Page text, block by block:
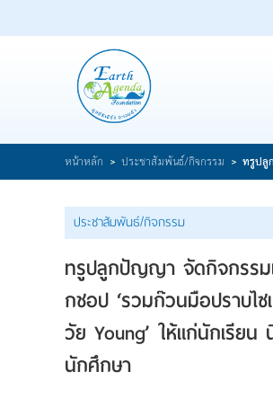
เกี่ยวกับมูลนิธิ
ร่วมเป็นส่วนหนึ่ง
หน้าหลัก > ประชาสัมพันธ์/กิจกรรม > ทรูปลู
ประชาสัมพันธ์/กิจกรรม
ทรูปลูกปัญญา จัดกิจกรรม
กชอป ‘รวมก๊วนมือปราบไซ
วัย Young’ ให้แก่นักเรียน
นักศึกษา